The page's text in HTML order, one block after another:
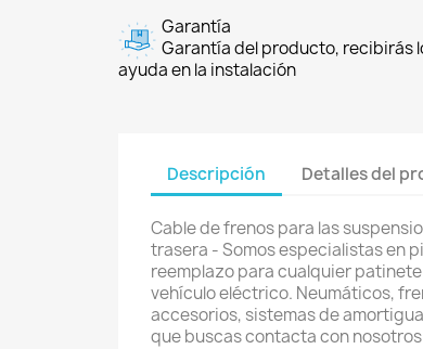
Garantía
Garantía del producto, recibirás
ayuda en la instalación
Descripción Detalles del
Cable de frenos para las
trasera - Somos especialistas en
reemplazo para cualquier
vehículo eléctrico. Neumáticos,
accesorios, sistemas de
que buscas contacta con